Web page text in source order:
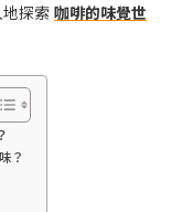
探索 咖啡的味覺世
？